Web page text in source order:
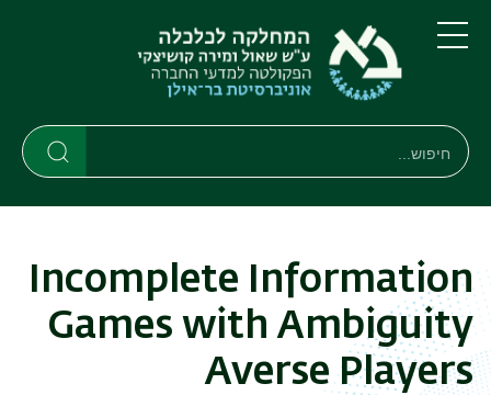
לתוכן
העיקרי
לתפריט
ניווט
ראשי
תפריט
חיפוש
חיפוש
Incomplete Information
Games with Ambiguity
Averse Players